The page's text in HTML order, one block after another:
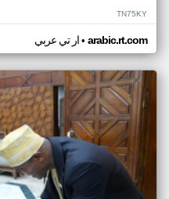
TN75KY
ار تي عربي• arabic.rt.com